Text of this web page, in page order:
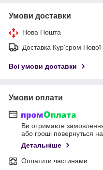
Умови доставки
Нова Пошта
Доставка Курʼєром
Всі умови доставки
Умови оплати
Ви отримаєте
або гроші повернуться
Детальніше
Оплатити частинами